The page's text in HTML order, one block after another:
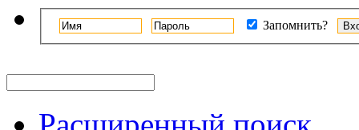
Запомнить?